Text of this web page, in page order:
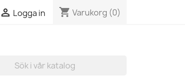
 Logga in shopping_cart Varukorg (0)